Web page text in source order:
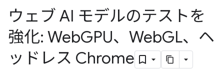
ウェブ AI モデルのテストを
強化: WebGPU、WebGL、ヘ
ッドレス Chrome